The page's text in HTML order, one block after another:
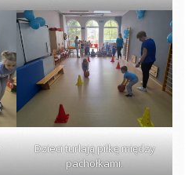
Dzieci turlają piłkę między
pachołkami.